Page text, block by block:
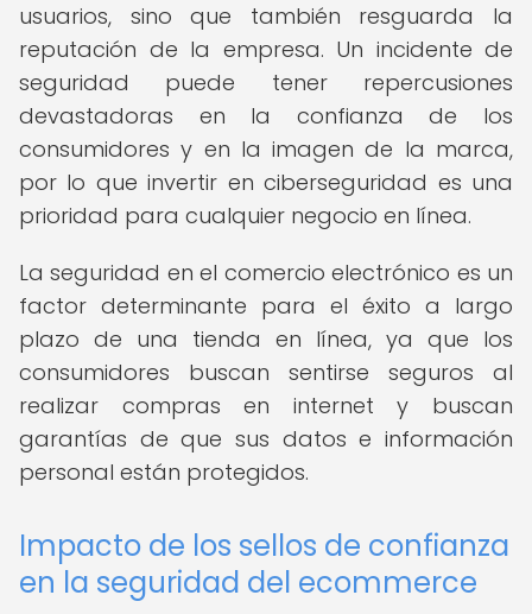
usuarios, sino que también resguarda la
reputación de la empresa. Un incidente de
seguridad puede tener repercusiones
devastadoras en la confianza de los
consumidores y en la imagen de la marca,
por lo que invertir en ciberseguridad es una
prioridad para cualquier negocio en línea.
La seguridad en el comercio electrónico es un
factor determinante para el éxito a largo
plazo de una tienda en línea, ya que los
consumidores buscan sentirse seguros al
realizar compras en internet y buscan
garantías de que sus datos e información
personal están protegidos.
Impacto de los sellos de confianza
en la seguridad del ecommerce